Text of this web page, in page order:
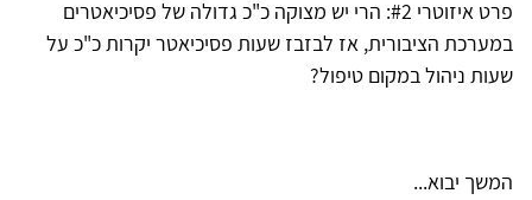
פרט איזוטרי #2: הרי יש מצוקה כ"כ גדולה של פסיכיאטרים
במערכת הציבורית, אז לבזבז שעות פסיכיאטר יקרות כ"כ על
שעות ניהול במקום טיפול?
המשך יבוא...